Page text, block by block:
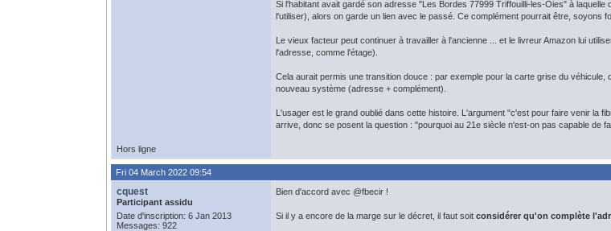
Si l'habitant avait gardé son adresse "Les Bordes 77999 Triffouilli-les-Oies" à laquelle
l'utiliser), alors on garde un lien avec le passé. Ce complément pourrait être, soyons
Le vieux facteur peut continuer à travailler à l'ancienne ... et le livreur Amazon lui
l'adresse, comme l'étage).
Cela aurait permis une transition douce : par exemple pour la carte grise du
nouveau système (adresse + complément).
L'usager est le grand oublié dans cette histoire. L'argument "c'est pour faire venir la
arrive, donc se posent la question : "pourquoi au 21e siècle n'est-on pas capable de
Hors ligne
Fri 04 March 2022 09:54
cquest
Participant assidu
Date d'inscription: 6 Jan 2013
Messages: 922
Bien d'accord avec @fbecir !
Si il y a encore de la marge sur le décret, il faut soit considérer qu'on complète